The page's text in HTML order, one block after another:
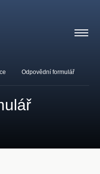
Odpovědní formulář